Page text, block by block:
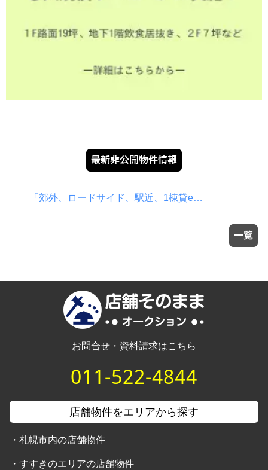
飲食店居抜き サイト非掲載物件が多数…
お問合せ・資料請求はこちら
011-522-4844
店舗物件をエリアから探す
・ 札幌市内の店舗物件
・ すすきのエリアの店舗物件